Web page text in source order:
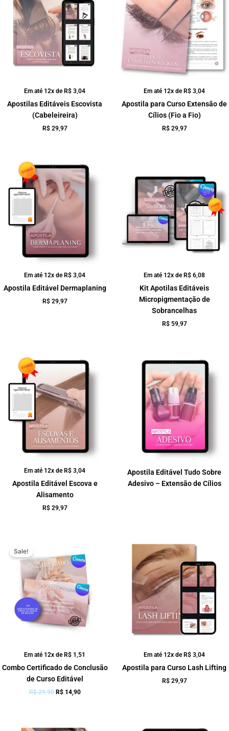
Em até 12x deR$ 3,04
Apostilas Editáveis Escovista
(Cabeleireira)
R$29,97
Em até 12x deR$ 3,04
Apostila para Curso Extensão de
Cílios (Fio a Fio)
R$29,97
Em até 12x deR$ 3,04
Apostila Editável Dermaplaning
R$29,97
Em até 12x deR$ 6,08
Kit Apotilas Editáveis
Micropigmentação de
Sobrancelhas
R$59,97
Em até 12x deR$ 3,04
Apostila Editável Escova e
Alisamento
R$29,97
Apostila Editável Tudo Sobre
Adesivo – Extensão de Cílios
Em até 12x de R$ 1,51
Sale!
Combo Certificado de Conclusão
de Curso Editável
R$29,90
original
era:
R$ 29,90.
R$14,90
atual
é:
R$ 14,90.
Em até 12x de R$ 3,04
Apostila para Curso Lash Lifting
R$29,97